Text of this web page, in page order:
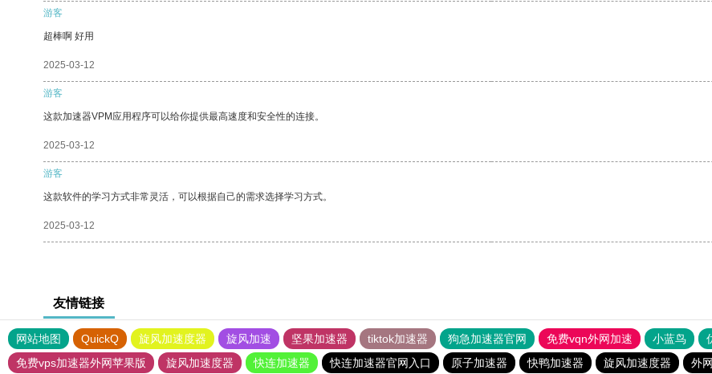
游客
超棒啊 好用
2025-03-12
游客
这款加速器VPM应用程序可以给你提供最高速度和安全性的连接。
2025-03-12
游客
这款软件的学习方式非常灵活，可以根据自己的需求选择学习方式。
2025-03-12
友情链接
网站地图 QuickQ 旋风加速度器 旋风加速 坚果加速器 tiktok加速器 狗急加速器官网 免费vqn外网加速 小蓝鸟
免费vps加速器外网苹果版
旋风加速度器 快连加速器 快连加速器官网入口 原子加速器 快鸭加速器 旋风加速度器 外